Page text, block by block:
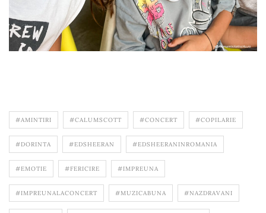
#AMINTIRI #CALUMSCOTT #CONCERT #COPILARIE
#DORINTA #EDSHEERAN #EDSHEERANINROMANIA
#EMOTIE #FERICIRE #IMPREUNA
#IMPREUNALACONCERT #MUZICABUNA #NAZDRAVANI